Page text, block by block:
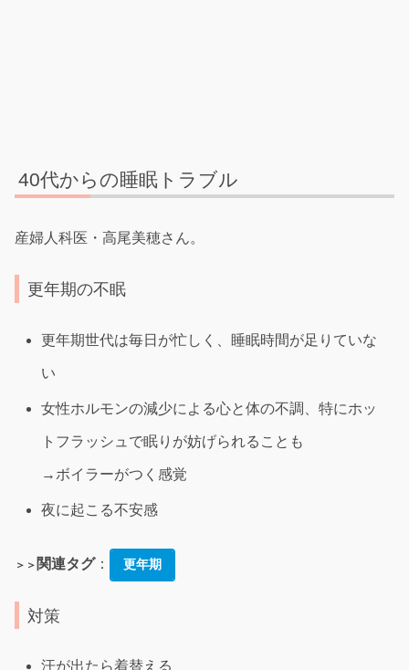
40代からの睡眠トラブル
産婦人科医・高尾美穂さん。
更年期の不眠
更年期世代は毎日が忙しく、睡眠時間が足りていな
い
女性ホルモンの減少による心と体の不調、特にホッ
トフラッシュで眠りが妨げられることも
→ボイラーがつく感覚
夜に起こる不安感
＞＞ 関連タグ： 更年期
対策
汗が出たら着替える